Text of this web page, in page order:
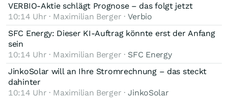
VERBIO-Aktie schlägt Prognose – das folgt jetzt
10:14 Uhr · Maximilian Berger ·Verbio
SFC Energy: Dieser KI-Auftrag könnte erst der Anfang
sein
10:14 Uhr · Maximilian Berger · SFC Energy
JinkoSolar will an Ihre Stromrechnung – das steckt
dahinter
10:14 Uhr · Maximilian Berger ·JinkoSolar